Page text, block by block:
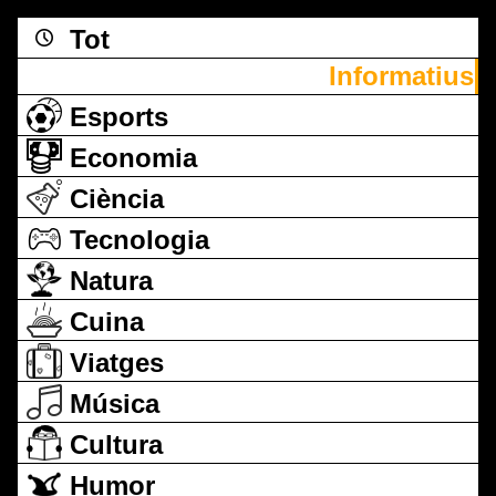
Tot
Informatius
Esports
Economia
Ciència
Tecnologia
Natura
Cuina
Viatges
Música
Cultura
Humor